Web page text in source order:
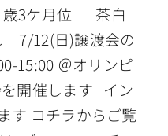
3ケ月位 茶白
7/12(日)譲渡会の
15:00 ＠オリンピ
開催します イン
す コチラからご覧